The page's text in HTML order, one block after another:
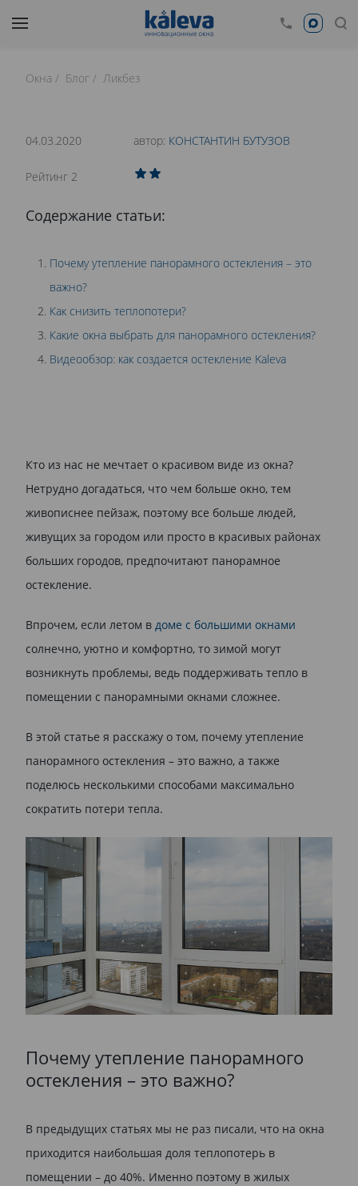
0
ОСТЕКЛЕНИЯ?
Окна Блог Ликбез
Содержание статьи:
Почему утепление панорамного остекления – это
важно?
Как снизить теплопотери?
Какие окна выбрать для панорамного остекления?
Видеообзор: как создается остекление Kaleva
04.03.2020 автор: КОНСТАНТИН БУТУЗОВ
Рейтинг 2
Кто из нас не мечтает о красивом виде из окна?
Нетрудно догадаться, что чем больше окно, тем
живописнее пейзаж, поэтому все больше людей,
живущих за городом или просто в красивых районах
больших городов, предпочитают панорамное
остекление.
Впрочем, если летом в доме с большими окнами
солнечно, уютно и комфортно, то зимой могут
возникнуть проблемы, ведь поддерживать тепло в
помещении с панорамными окнами сложнее.
В этой статье я расскажу о том, почему утепление
панорамного остекления – это важно, а также
поделюсь несколькими способами максимально
сократить потери тепла.
Почему утепление панорамного
остекления – это важно?
В предыдущих статьях мы не раз писали, что на окна
приходится наибольшая доля теплопотерь в
помещении – до 40%. Именно поэтому в жилых